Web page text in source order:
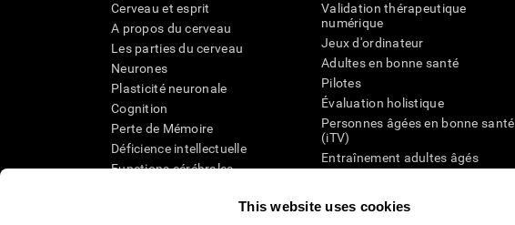
This website uses cookies
Cerveau et esprit
A propos du cerveau
Les parties du cerveau
Neurones
Plasticité neuronale
Cognition
Perte de Mémoire
Déficience intellectuelle
Functions cérébrales
Validation thérapeutique
numérique
Jeux d'ordinateur
Adultes en bonne santé
Pilotes
Évaluation holistique
Personnes âgées en bonne santé
(iTV)
Entraînement adultes âgés
Révision systémique